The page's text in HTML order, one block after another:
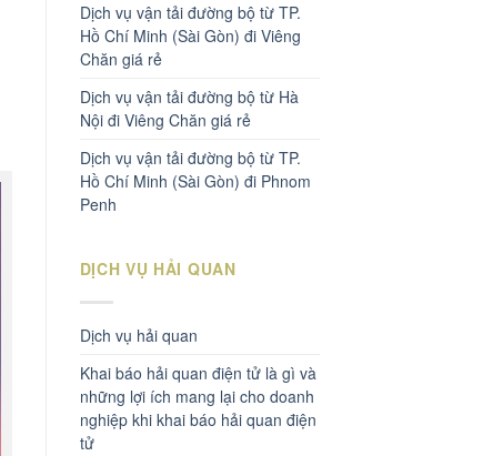
Dịch vụ vận tải đường bộ từ TP.
Hồ Chí Minh (Sài Gòn) đi Viêng
Chăn giá rẻ
Dịch vụ vận tải đường bộ từ Hà
Nội đi Viêng Chăn giá rẻ
Dịch vụ vận tải đường bộ từ TP.
Hồ Chí Minh (Sài Gòn) đi Phnom
Penh
DỊCH VỤ HẢI QUAN
Dịch vụ hải quan
Khai báo hải quan điện tử là gì và
những lợi ích mang lại cho doanh
nghiệp khi khai báo hải quan điện
tử